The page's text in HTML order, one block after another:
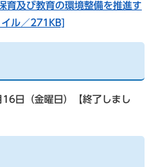
育及び教育の環境整備を推進す
ル／271KB]
日（金曜日）【終了しまし